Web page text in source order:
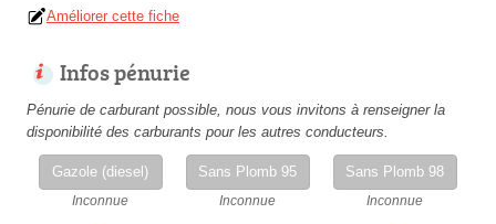
Améliorer cette fiche
Infos pénurie
Pénurie de carburant possible, nous vous invitons à renseigner la
disponibilité des carburants pour les autres conducteurs.
Gazole (diesel)
Inconnue
Sans Plomb 95
Inconnue
Sans Plomb 98
Inconnue